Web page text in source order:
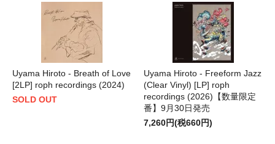
Uyama Hiroto - Breath of Love
[2LP] roph recordings (2024)
SOLD OUT
Uyama Hiroto - Freeform Jazz
(Clear Vinyl) [LP] roph
recordings (2026)【数量限定
番】9月30日発売
7,260円(税660円)